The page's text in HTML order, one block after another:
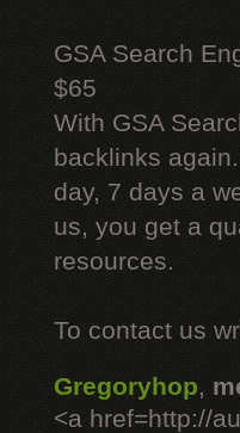
GSA Search
$65
With GSA
backlinks
day, 7 days a
us, you get a
resources.
To contact us
Gregoryhop,
<a href=http://